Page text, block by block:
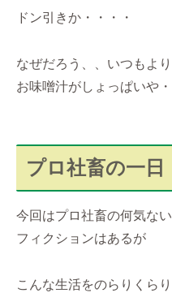
ドン引きか・・・・
なぜだろう、、いつもより
お味噌汁がしょっぱいや
プロ社畜の一日
今回はプロ社畜の何気な
フィクションはあるが
こんな生活をのらりくら